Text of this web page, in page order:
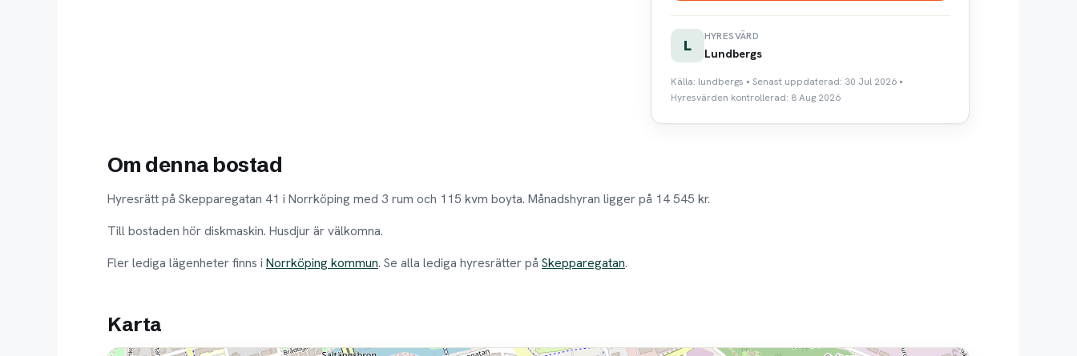
L
HYRESVÄRD
Lundbergs
Källa: lundbergs • Senast uppdaterad: 30 Jul 2026 •
Hyresvärden kontrollerad: 8 Aug 2026
Om denna bostad
Hyresrätt på Skepparegatan 41 i Norrköping med 3 rum och 115 kvm boyta. Månadshyran ligger på 14 545 kr.
Till bostaden hör diskmaskin. Husdjur är välkomna.
Fler lediga lägenheter finns i Norrköping kommun. Se alla lediga hyresrätter på Skepparegatan.
Karta